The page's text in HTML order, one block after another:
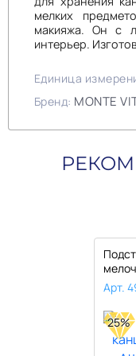
мелких
макияжа. Он с
интерьер.
Единица
Бренд: MONTE
Арт.
25%